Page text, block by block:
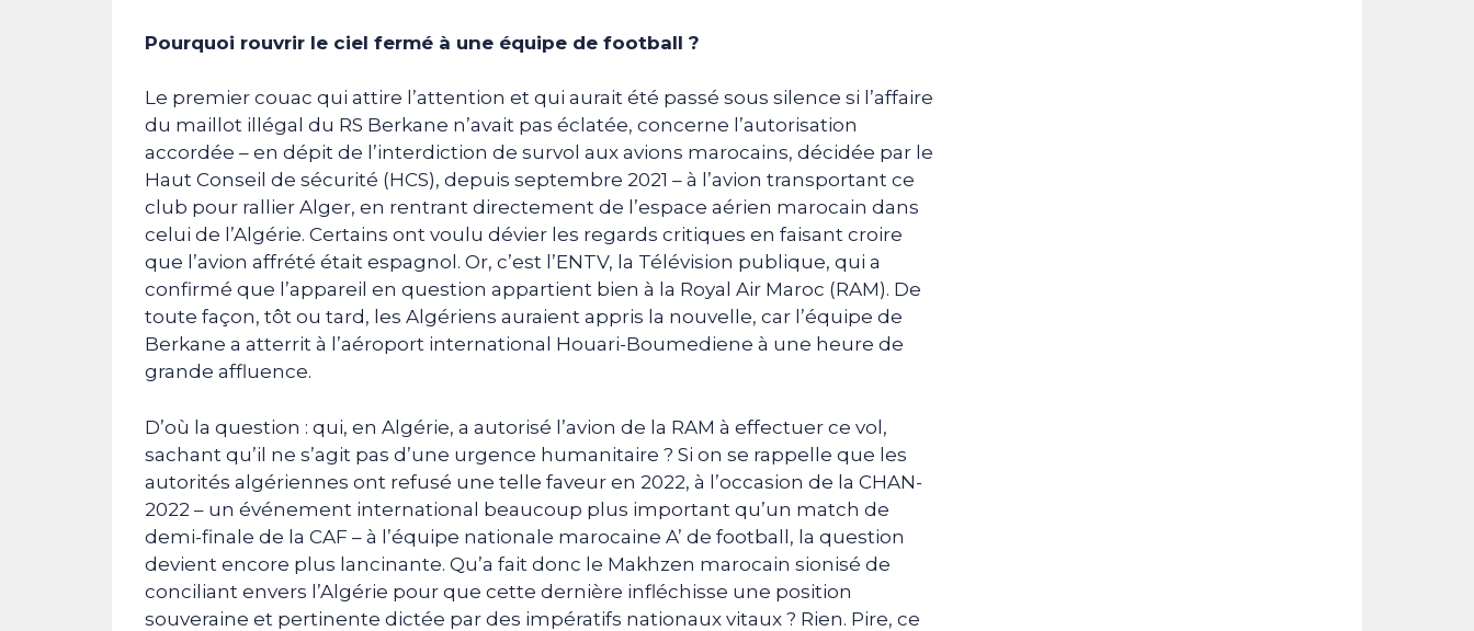
Pourquoi rouvrir le ciel fermé à une équipe de football ?
Le premier couac qui attire l’attention et qui aurait été passé sous silence si l’affaire
du maillot illégal du RS Berkane n’avait pas éclatée, concerne l’autorisation
accordée – en dépit de l’interdiction de survol aux avions marocains, décidée par le
Haut Conseil de sécurité (HCS), depuis septembre 2021 – à l’avion transportant ce
club pour rallier Alger, en rentrant directement de l’espace aérien marocain dans
celui de l’Algérie. Certains ont voulu dévier les regards critiques en faisant croire
que l’avion affrété était espagnol. Or, c’est l’ENTV, la Télévision publique, qui a
confirmé que l’appareil en question appartient bien à la Royal Air Maroc (RAM). De
toute façon, tôt ou tard, les Algériens auraient appris la nouvelle, car l’équipe de
Berkane a atterrit à l’aéroport international Houari-Boumediene à une heure de
grande affluence.
D’où la question : qui, en Algérie, a autorisé l’avion de la RAM à effectuer ce vol,
sachant qu’il ne s’agit pas d’une urgence humanitaire ? Si on se rappelle que les
autorités algériennes ont refusé une telle faveur en 2022, à l’occasion de la CHAN-
2022 – un événement international beaucoup plus important qu’un match de
demi-finale de la CAF – à l’équipe nationale marocaine A’ de football, la question
devient encore plus lancinante. Qu’a fait donc le Makhzen marocain sionisé de
conciliant envers l’Algérie pour que cette dernière infléchisse une position
souveraine et pertinente dictée par des impératifs nationaux vitaux ? Rien. Pire, ce